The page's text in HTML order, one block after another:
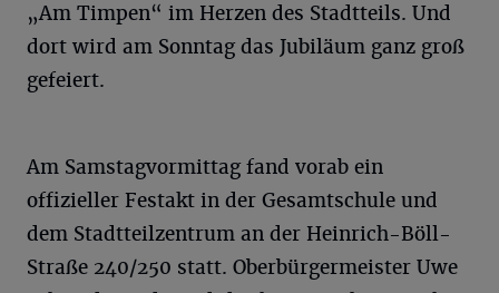
„Am Timpen“ im Herzen des Stadtteils. Und
dort wird am Sonntag das Jubiläum ganz groß
gefeiert.
Am Samstagvormittag fand vorab ein
offizieller Festakt in der Gesamtschule und
dem Stadtteilzentrum an der Heinrich-Böll-
Straße 240/250 statt. Oberbürgermeister Uwe